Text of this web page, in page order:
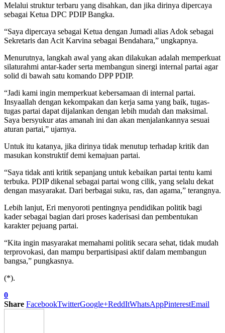
Melalui struktur terbaru yang disahkan, dan jika dirinya dipercaya
sebagai Ketua DPC PDIP Bangka.
“Saya dipercaya sebagai Ketua dengan Jumadi alias Adok sebagai
Sekretaris dan Acit Karvina sebagai Bendahara,” ungkapnya.
Menurutnya, langkah awal yang akan dilakukan adalah memperkuat
silaturahmi antar-kader serta membangun sinergi internal partai agar
solid di bawah satu komando DPP PDIP.
“Jadi kami ingin memperkuat kebersamaan di internal partai.
Insyaallah dengan kekompakan dan kerja sama yang baik, tugas-
tugas partai dapat dijalankan dengan lebih mudah dan maksimal.
Saya bersyukur atas amanah ini dan akan menjalankannya sesuai
aturan partai,” ujarnya.
Untuk itu katanya, jika dirinya tidak menutup terhadap kritik dan
masukan konstruktif demi kemajuan partai.
“Saya tidak anti kritik sepanjang untuk kebaikan partai tentu kami
terbuka. PDIP dikenal sebagai partai wong cilik, yang selalu dekat
dengan masyarakat. Dari berbagai suku, ras, dan agama,” terangnya.
Lebih lanjut, Eri menyoroti pentingnya pendidikan politik bagi
kader sebagai bagian dari proses kaderisasi dan pembentukan
karakter pejuang partai.
“Kita ingin masyarakat memahami politik secara sehat, tidak mudah
terprovokasi, dan mampu berpartisipasi aktif dalam membangun
bangsa,” pungkasnya.
(*).
0
Share FacebookTwitterGoogle+ReddItWhatsAppPinterestEmail